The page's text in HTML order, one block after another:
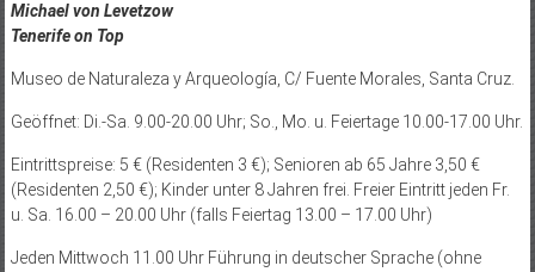
Michael von Levetzow
Tenerife on Top
Museo de Naturaleza y Arqueología, C/ Fuente Morales, Santa Cruz.
Geöffnet: Di.-Sa. 9.00-20.00 Uhr; So., Mo. u. Feiertage 10.00-17.00 Uhr.
Eintrittspreise: 5 € (Residenten 3 €); Senioren ab 65 Jahre 3,50 €
(Residenten 2,50 €); Kinder unter 8 Jahren frei. Freier Eintritt jeden Fr.
u. Sa. 16.00 – 20.00 Uhr (falls Feiertag 13.00 – 17.00 Uhr)
Jeden Mittwoch 11.00 Uhr Führung in deutscher Sprache (ohne